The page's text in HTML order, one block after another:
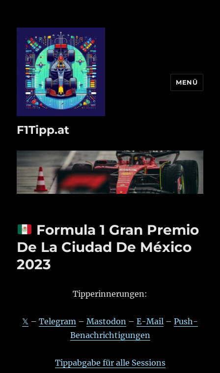
F1Tipp.at
MENÜ
Formula 1 Gran Premio
De La Ciudad De México
2023
Tipperinnerungen:
𝕏 – Telegram – Mastodon – E-Mail – Push-
Benachrichtigungen
Tippabgabe für alle Sessions